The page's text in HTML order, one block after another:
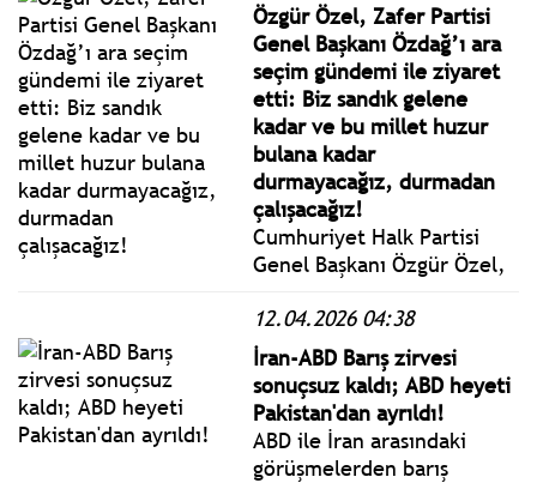
Özgür Özel, Zafer Partisi
Genel Başkanı Özdağ’ı ara
seçim gündemi ile ziyaret
etti: Biz sandık gelene
kadar ve bu millet huzur
bulana kadar
durmayacağız, durmadan
çalışacağız!
Cumhuriyet Halk Partisi
Genel Başkanı Özgür Özel,
Ümit Özdağ’ı Zafer Partisi
Genel Merkezi’nde ziyaret
etti.: “Siyasi Etik Yasası
Konusunda AK Parti’nin
Sessiz Kalması Çok
Manidar.”
12.04.2026 04:38
İran-ABD Barış zirvesi
sonuçsuz kaldı; ABD heyeti
Pakistan'dan ayrıldı!
ABD ile İran arasındaki
görüşmelerden barış